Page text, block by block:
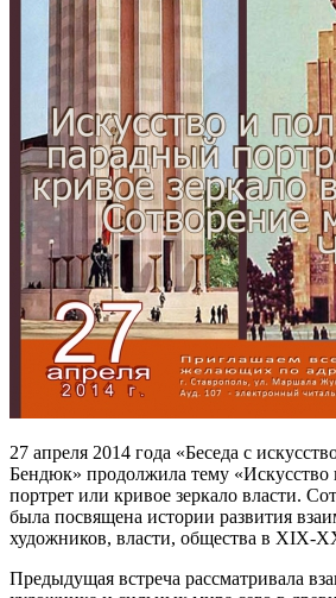
27 апреля 2014 года «Беседа с
Бендюк» продолжила тему
портрет или кривое зеркало власти.
была посвящена истории развития
художников, власти, общества в XIX-
Предыдущая встреча рассматривала